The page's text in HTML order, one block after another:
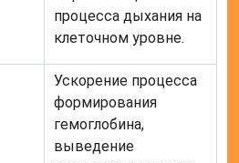
процесса дыхания на
клеточном уровне.
Ускорение процесса
формирования
гемоглобина,
выведение